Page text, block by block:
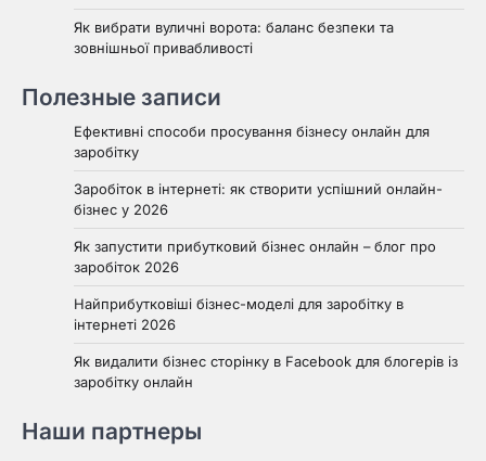
Як вибрати вуличні ворота: баланс безпеки та
зовнішньої привабливості
Полезные записи
Ефективні способи просування бізнесу онлайн для
заробітку
Заробіток в інтернеті: як створити успішний онлайн-
бізнес у 2026
Як запустити прибутковий бізнес онлайн – блог про
заробіток 2026
Найприбутковіші бізнес-моделі для заробітку в
інтернеті 2026
Як видалити бізнес сторінку в Facebook для блогерів із
заробітку онлайн
Наши партнеры